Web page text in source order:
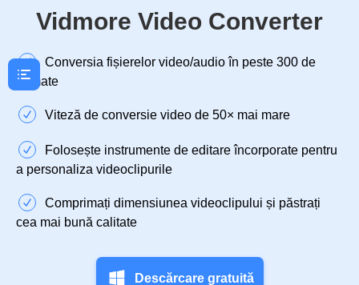
Vidmore Video Converter
Conversia fișierelor video/audio în peste 300 de
formate
Viteză de conversie video de 50× mai mare
Folosește instrumente de editare încorporate pentru
a personaliza videoclipurile
Comprimați dimensiunea videoclipului și păstrați
cea mai bună calitate
Descărcare gratuită